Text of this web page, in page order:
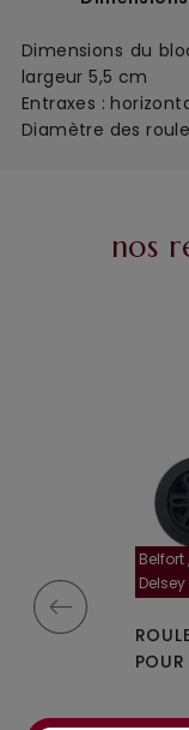
Dimensions du
largeur 5,5 cm
Entraxes :
Diamètre des
nos
roulette, 4 cm
A-35